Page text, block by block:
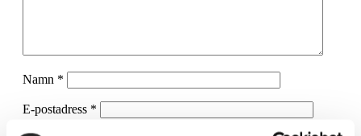
Namn *
E-postadress *